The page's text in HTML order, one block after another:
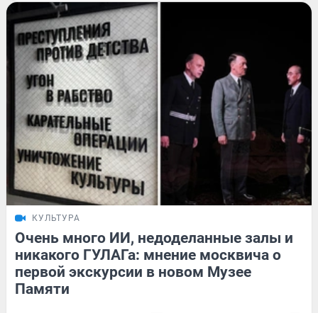
КУЛЬТУРА
Очень много ИИ, недоделанные залы и
никакого ГУЛАГа: мнение москвича о
первой экскурсии в новом Музее
Памяти